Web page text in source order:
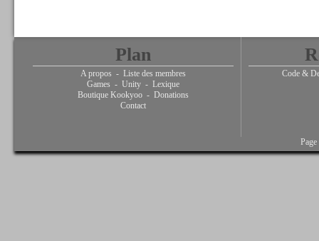
Plan
A propos - Liste des membres
Games - Unity - Lexique
Boutique Kookyoo - Donations
Contact
Code &